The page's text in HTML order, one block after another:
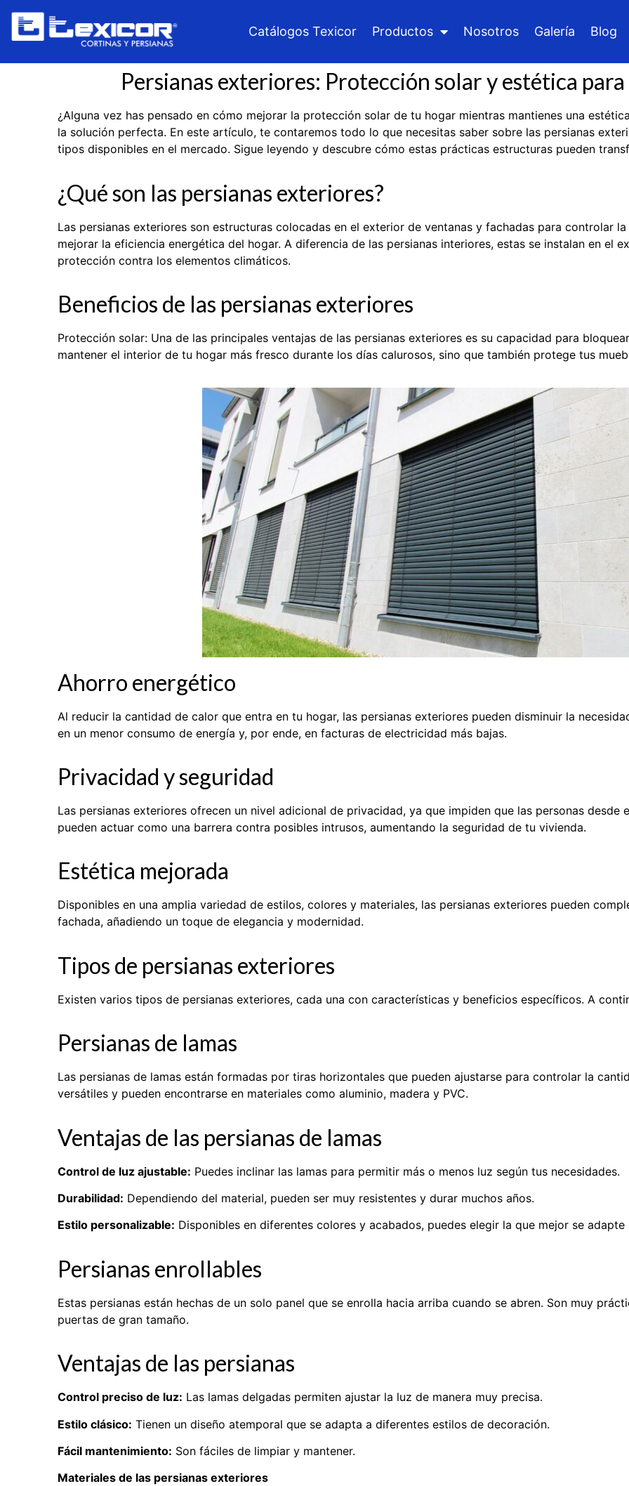
Catálogos Texicor Productos Nosotros Galería Blog
Persianas exteriores: Protección solar y estética
¿Alguna vez has pensado en cómo mejorar la protección solar de tu hogar mientras mantienes una
la solución perfecta. En este artículo, te contaremos todo lo que necesitas saber sobre las persianas
tipos disponibles en el mercado. Sigue leyendo y descubre cómo estas prácticas estructuras pueden
¿Qué son las persianas exteriores?
Las persianas exteriores son estructuras colocadas en el exterior de ventanas y fachadas para controlar
mejorar la eficiencia energética del hogar. A diferencia de las persianas interiores, estas se instalan en el
protección contra los elementos climáticos.
Beneficios de las persianas exteriores
Protección solar: Una de las principales ventajas de las persianas exteriores es su capacidad para
mantener el interior de tu hogar más fresco durante los días calurosos, sino que también protege tus
Ahorro energético
Al reducir la cantidad de calor que entra en tu hogar, las persianas exteriores pueden disminuir la
en un menor consumo de energía y, por ende, en facturas de electricidad más bajas.
Privacidad y seguridad
Las persianas exteriores ofrecen un nivel adicional de privacidad, ya que impiden que las personas
pueden actuar como una barrera contra posibles intrusos, aumentando la seguridad de tu vivienda.
Estética mejorada
Disponibles en una amplia variedad de estilos, colores y materiales, las persianas exteriores pueden
fachada, añadiendo un toque de elegancia y modernidad.
Tipos de persianas exteriores
Existen varios tipos de persianas exteriores, cada una con características y beneficios específicos. A
Persianas de lamas
Las persianas de lamas están formadas por tiras horizontales que pueden ajustarse para controlar la
versátiles y pueden encontrarse en materiales como aluminio, madera y PVC.
Ventajas de las persianas de lamas
Control de luz ajustable: Puedes inclinar las lamas para permitir más o menos luz según tus necesidades.
Durabilidad: Dependiendo del material, pueden ser muy resistentes y durar muchos años.
Estilo personalizable: Disponibles en diferentes colores y acabados, puedes elegir la que mejor se
Persianas enrollables
Estas persianas están hechas de un solo panel que se enrolla hacia arriba cuando se abren. Son muy
puertas de gran tamaño.
Ventajas de las persianas
Control preciso de luz: Las lamas delgadas permiten ajustar la luz de manera muy precisa.
Estilo clásico: Tienen un diseño atemporal que se adapta a diferentes estilos de decoración.
Fácil mantenimiento: Son fáciles de limpiar y mantener.
Materiales de las persianas exteriores